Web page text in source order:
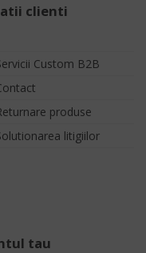
clienti
Custom B2B
produse
litigiilor
tau